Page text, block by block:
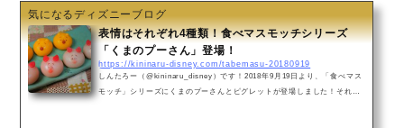
気になるディズニーブログ
表情はそれぞれ4種類！食べマスモッチシリーズ
「くまのプーさん」登場！
https://kininaru-disney.com/tabemasu-20180919
しんたろー（@kininaru_disney）です！2018年9月19日より、「食べマス
モッチ」シリーズにくまのプーさんとピグレットが登場しました！それぞ